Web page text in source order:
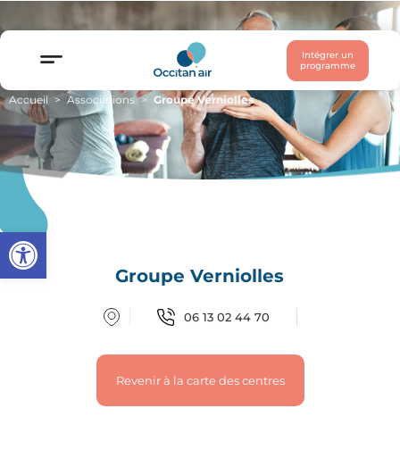
Intégrer un
programme
Accueil Associations Groupe Verniolles
Groupe Verniolles
06 13 02 44 70
Revenir à la carte des centres
Ouvrir la barre d’outils